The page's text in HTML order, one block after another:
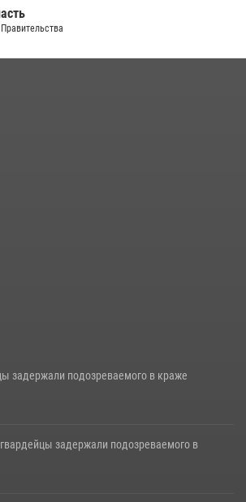
и поступления в ведомственные вузы
1 2
росгвардейцы задержали
задержали подозреваемого в краже
задержали подозреваемого в